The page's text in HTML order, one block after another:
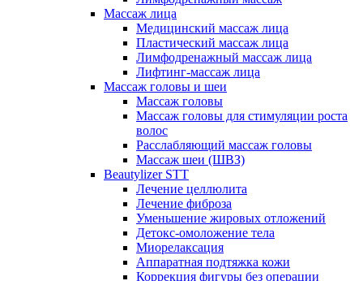
Массаж лица
Медицинский массаж лица
Пластический массаж лица
Лимфодренажный массаж лица
Лифтинг-массаж лица
Массаж головы и шеи
Массаж головы
Массаж головы для стимуляции роста
волос
Расслабляющий массаж головы
Массаж шеи (ШВЗ)
Beautylizer STT
Лечение целлюлита
Лечение фиброза
Уменьшение жировых отложений
Детокс-омоложение тела
Миорелаксация
Аппаратная подтяжка кожи
Коррекция фигуры без операции